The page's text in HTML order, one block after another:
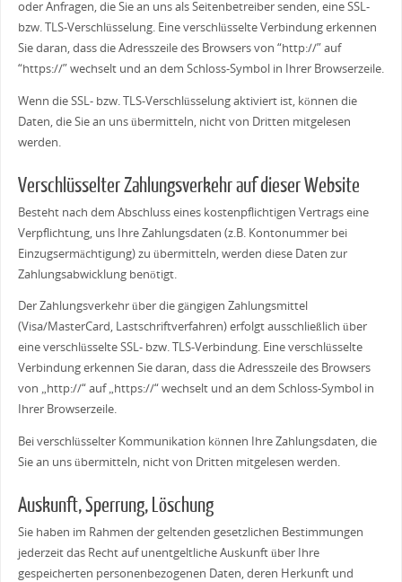
oder Anfragen, die Sie an uns als Seitenbetreiber senden, eine SSL-
bzw. TLS-Verschlüsselung. Eine verschlüsselte Verbindung erkennen
Sie daran, dass die Adresszeile des Browsers von “http://” auf
“https://” wechselt und an dem Schloss-Symbol in Ihrer Browserzeile.
Wenn die SSL- bzw. TLS-Verschlüsselung aktiviert ist, können die
Daten, die Sie an uns übermitteln, nicht von Dritten mitgelesen
werden.
Verschlüsselter Zahlungsverkehr auf dieser Website
Besteht nach dem Abschluss eines kostenpflichtigen Vertrags eine
Verpflichtung, uns Ihre Zahlungsdaten (z.B. Kontonummer bei
Einzugsermächtigung) zu übermitteln, werden diese Daten zur
Zahlungsabwicklung benötigt.
Der Zahlungsverkehr über die gängigen Zahlungsmittel
(Visa/MasterCard, Lastschriftverfahren) erfolgt ausschließlich über
eine verschlüsselte SSL- bzw. TLS-Verbindung. Eine verschlüsselte
Verbindung erkennen Sie daran, dass die Adresszeile des Browsers
von „http://“ auf „https://“ wechselt und an dem Schloss-Symbol in
Ihrer Browserzeile.
Bei verschlüsselter Kommunikation können Ihre Zahlungsdaten, die
Sie an uns übermitteln, nicht von Dritten mitgelesen werden.
Auskunft, Sperrung, Löschung
Sie haben im Rahmen der geltenden gesetzlichen Bestimmungen
jederzeit das Recht auf unentgeltliche Auskunft über Ihre
gespeicherten personenbezogenen Daten, deren Herkunft und